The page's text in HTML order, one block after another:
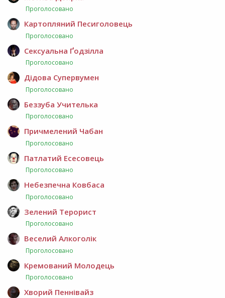
Проголосовано
Картопляний Песиголовець
Проголосовано
Сексуальна Ґодзілла
Проголосовано
Дідова Супервумен
Проголосовано
Беззуба Учителька
Проголосовано
Причмелений Чабан
Проголосовано
Патлатий Есесовець
Проголосовано
Небезпечна Ковбаса
Проголосовано
Зелений Терорист
Проголосовано
Веселий Алкоголік
Проголосовано
Кремований Молодець
Проголосовано
Хворий Пеннівайз